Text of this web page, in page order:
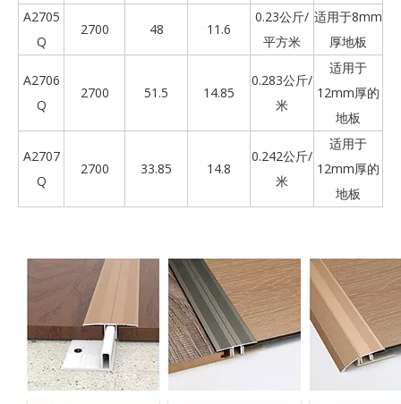
A2705
Q
2700 48 11.6
0.23公斤/
平方米
适用于8mm
厚地板
A2706
Q
2700 51.5 14.85
0.283公斤/
米
适用于
12mm厚的
地板
A2707
Q
2700 33.85 14.8
0.242公斤/
米
适用于
12mm厚的
地板